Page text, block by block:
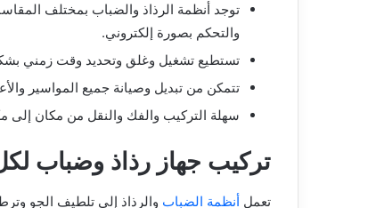
توجد أنظمة الرذاذ والضباب بمختلف
والتحكم بصورة إلكتروني.
تستطيع تشغيل وغلق وتحديد وقت زمني
تتمكن من تبديل وصيانة جميع المواسير
سهلة التركيب والفك والنقل من مكان إلى
تركيب جهاز رذاذ وضباب
تعمل أنظمة الضباب والرذاذ إلى تلطيف الجو